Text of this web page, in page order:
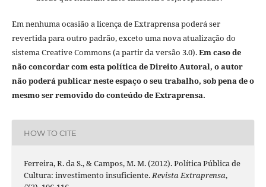
Em nenhuma ocasião a licença de Extraprensa poderá ser
revertida para outro padrão, exceto uma nova atualização do
sistema Creative Commons (a partir da versão 3.0).Em caso de
não concordar com esta política de Direito Autoral, o autor
não poderá publicar neste espaço o seu trabalho, sob pena de o
mesmo ser removido do conteúdo de Extraprensa.
HOW TO CITE
Ferreira, R. da S., & Campos, M. M. (2012). Política Pública de
Cultura: investimento insuficiente.Revista Extraprensa,